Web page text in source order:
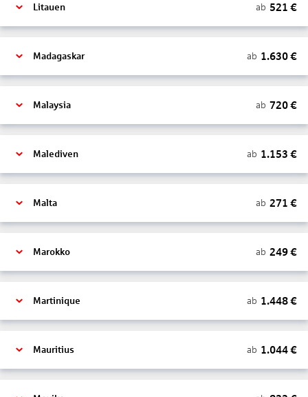
Litauen ab 521 €
Madagaskar ab 1.630€
Malaysia ab 720€
Malediven ab 1.153 €
Malta ab 271 €
Marokko ab 249€
Martinique ab 1.448€
Mauritius ab 1.044€